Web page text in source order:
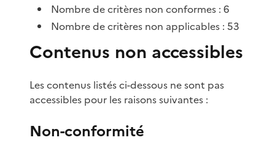
Nombre de critères non conformes : 6
Nombre de critères non applicables : 53
Contenus non accessibles
Les contenus listés ci-dessous ne sont pas
accessibles pour les raisons suivantes :
Non-conformité